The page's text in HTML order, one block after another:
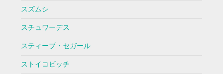
スズムシ
スチュワーデス
スティーブ・セガール
ストイコビッチ